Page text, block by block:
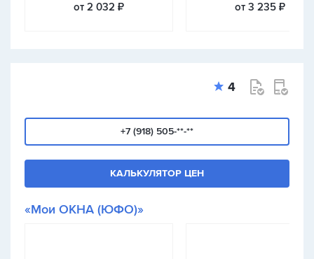
от 2 032 ₽
от 3 235 ₽
4
+7 (918) 505-**-**
КАЛЬКУЛЯТОР ЦЕН
«Мои ОКНА (ЮФО)»